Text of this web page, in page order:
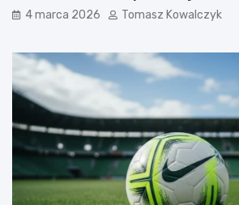
4 marca 2026 Tomasz Kowalczyk